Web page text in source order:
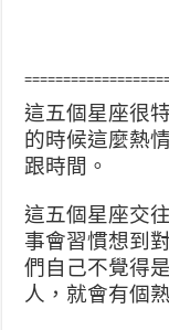
這五個星座很
的時候這麼熱
跟時間。
這五個星座交
事會習慣想到
們自己不覺得
人，就會有個